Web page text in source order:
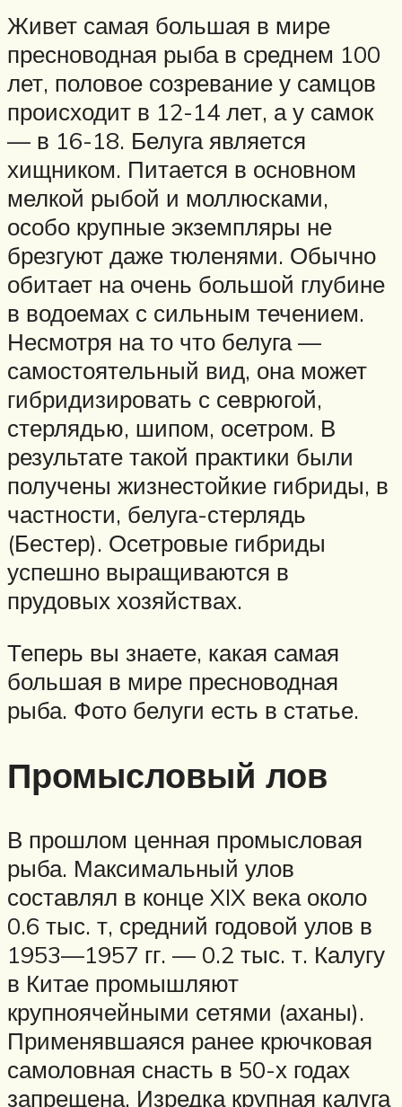
Живет самая большая в мире
пресноводная рыба в среднем 100
лет, половое созревание у самцов
происходит в 12-14 лет, а у самок
— в 16-18. Белуга является
хищником. Питается в основном
мелкой рыбой и моллюсками,
особо крупные экземпляры не
брезгуют даже тюленями. Обычно
обитает на очень большой глубине
в водоемах с сильным течением.
Несмотря на то что белуга —
самостоятельный вид, она может
гибридизировать с севрюгой,
стерлядью, шипом, осетром. В
результате такой практики были
получены жизнестойкие гибриды, в
частности, белуга-стерлядь
(Бестер). Осетровые гибриды
успешно выращиваются в
прудовых хозяйствах.
Теперь вы знаете, какая самая
большая в мире пресноводная
рыба. Фото белуги есть в статье.
Промысловый лов
В прошлом ценная промысловая
рыба. Максимальный улов
составлял в конце XIX века около
0.6 тыс. т, средний годовой улов в
1953—1957 гг. — 0.2 тыс. т. Калугу
в Китае промышляют
крупноячейными сетями (аханы).
Применявшаяся ранее крючковая
самоловная снасть в 50-х годах
запрещена. Изредка крупная калуга